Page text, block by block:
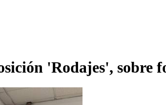
'Rodajes', sobre